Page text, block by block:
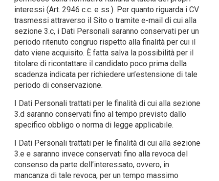
interessi (Art. 2946 c.c. e ss.). Per quanto riguarda i CV
trasmessi attraverso il Sito o tramite e-mail di cui alla
sezione 3.c, i Dati Personali saranno conservati per un
periodo ritenuto congruo rispetto alla finalità per cui il
dato viene acquisito. È fatta salva la possibilità per il
titolare di ricontattare il candidato poco prima della
scadenza indicata per richiedere un’estensione di tale
periodo di conservazione.
I Dati Personali trattati per le finalità di cui alla sezione
3.d saranno conservati fino al tempo previsto dallo
specifico obbligo o norma di legge applicabile.
I Dati Personali trattati per le finalità di cui alla sezione
3.e e saranno invece conservati fino alla revoca del
consenso da parte dell’interessato, ovvero, in
mancanza di tale revoca, per un tempo massimo